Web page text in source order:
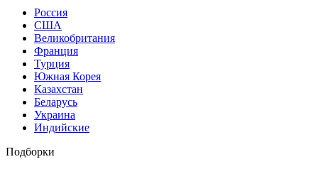
Россия
США
Великобритания
Франция
Турция
Южная Корея
Казахстан
Беларусь
Украина
Индийские
Подборки